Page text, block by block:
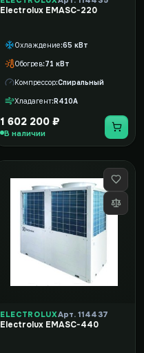
Electrolux EMASC-220
Охлаждение 65 кВт
Обогрев 71 кВт
Компрессор Спиральный
Хладагент R410A
1 602 200 ₽
В наличии
ELECTROLUXАрт. 114437
Electrolux EMASC-440